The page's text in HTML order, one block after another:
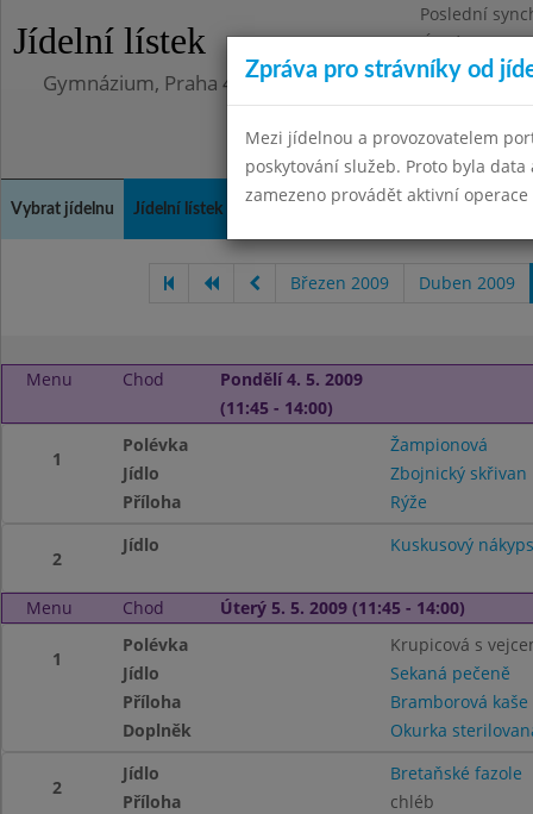
Jídelní lístek
Poslední
Úterý
Gymnázium, Praha 4, Budějovická 680
Vybrat jídelnu Jídelní lístek Kontakty a informace
Březen 2009 Duben 2009
Menu Chod
Pondělí 4. 5. 2009
(11:45 - 14:00)
1
Polévka
Žampionová
Jídlo
Zbojnický skřivan
Příloha
Rýže
2
Jídlo Kuskusový
Menu Chod Úterý 5. 5. 2009 (11:45 - 14:00)
1
Polévka
Krupicová s
Jídlo
Sekaná pečeně
Příloha
Bramborová kaše
Doplněk
Okurka
2
Jídlo
Bretaňské fazole
Příloha
chléb
Zpráva pro strávníky od
Mezi jídelnou a provozovatelem
poskytování služeb. Proto byla
zamezeno provádět aktivní